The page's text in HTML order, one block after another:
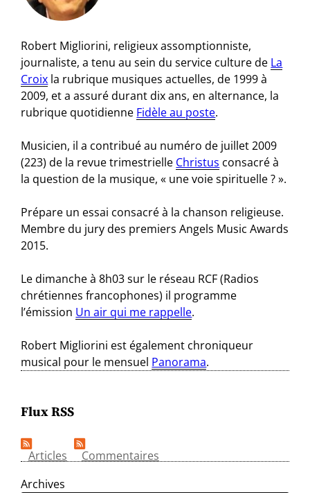
Robert Migliorini, religieux assomptionniste,
journaliste, a tenu au sein du service culture de La
Croix la rubrique musiques actuelles, de 1999 à
2009, et a assuré durant dix ans, en alternance, la
rubrique quotidienne Fidèle au poste.
Musicien, il a contribué au numéro de juillet 2009
(223) de la revue trimestrielle Christus consacré à
la question de la musique, « une voie spirituelle ? ».
Prépare un essai consacré à la chanson religieuse.
Membre du jury des premiers Angels Music Awards
2015.
Le dimanche à 8h03 sur le réseau RCF (Radios
chrétiennes francophones) il programme
l’émission Un air qui me rappelle.
Robert Migliorini est également chroniqueur
musical pour le mensuel Panorama.
Flux RSS
Articles
Commentaires
Archives